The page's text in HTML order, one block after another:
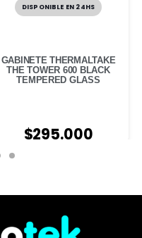
DISPONIBLE EN 24HS
GABINETE THERMALTAKE
THE TOWER 600 BLACK
TEMPERED GLASS
$295.000